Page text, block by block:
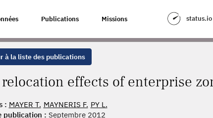
Publications Missions status.io
ENTERPRISE ZONE
à la liste des publications
effects of enterprise
: MAYER T. MAYNERIS F. PY L.
publication : Septembre 2012